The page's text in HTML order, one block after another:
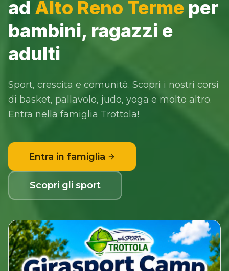
ad Alto Reno Terme per
bambini, ragazzi e
adulti
Sport, crescita e comunità. Scopri i nostri corsi
di basket, pallavolo, judo, yoga e molto altro.
Entra nella famiglia Trottola!
Entra in famiglia
Scopri gli sport